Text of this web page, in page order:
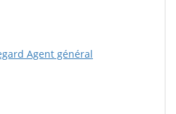
Agent général